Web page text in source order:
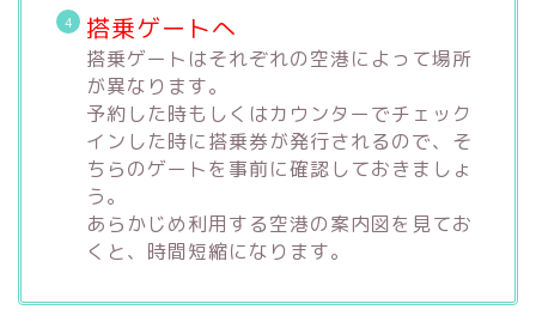
搭乗ゲートへ
搭乗ゲートはそれぞれの空港によって場所
が異なります。
予約した時もしくはカウンターでチェック
インした時に搭乗券が発行されるので、そ
ちらのゲートを事前に確認しておきましょ
う。
あらかじめ利用する空港の案内図を見てお
くと、時間短縮になります。